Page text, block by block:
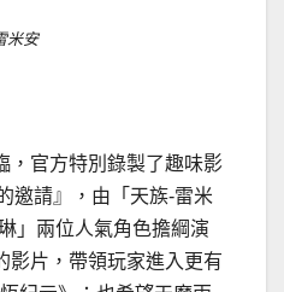
米安
，官方特別錄製了趣味影
邀請』，由「天族-雷米
」兩位人氣角色擔綱演
影片，帶領玩家進入更有